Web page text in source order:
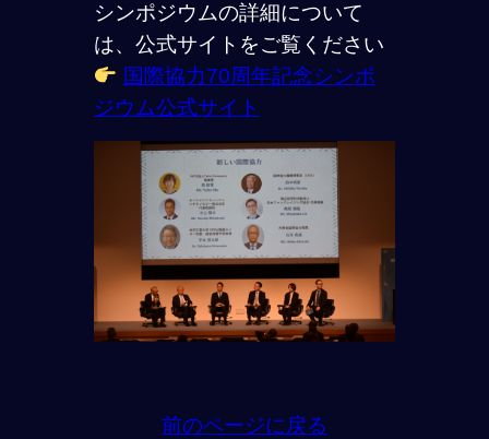
シンポジウムの詳細について
は、公式サイトをご覧ください
国際協力70周年記念シンポ
ジウム公式サイト
前のページに戻る